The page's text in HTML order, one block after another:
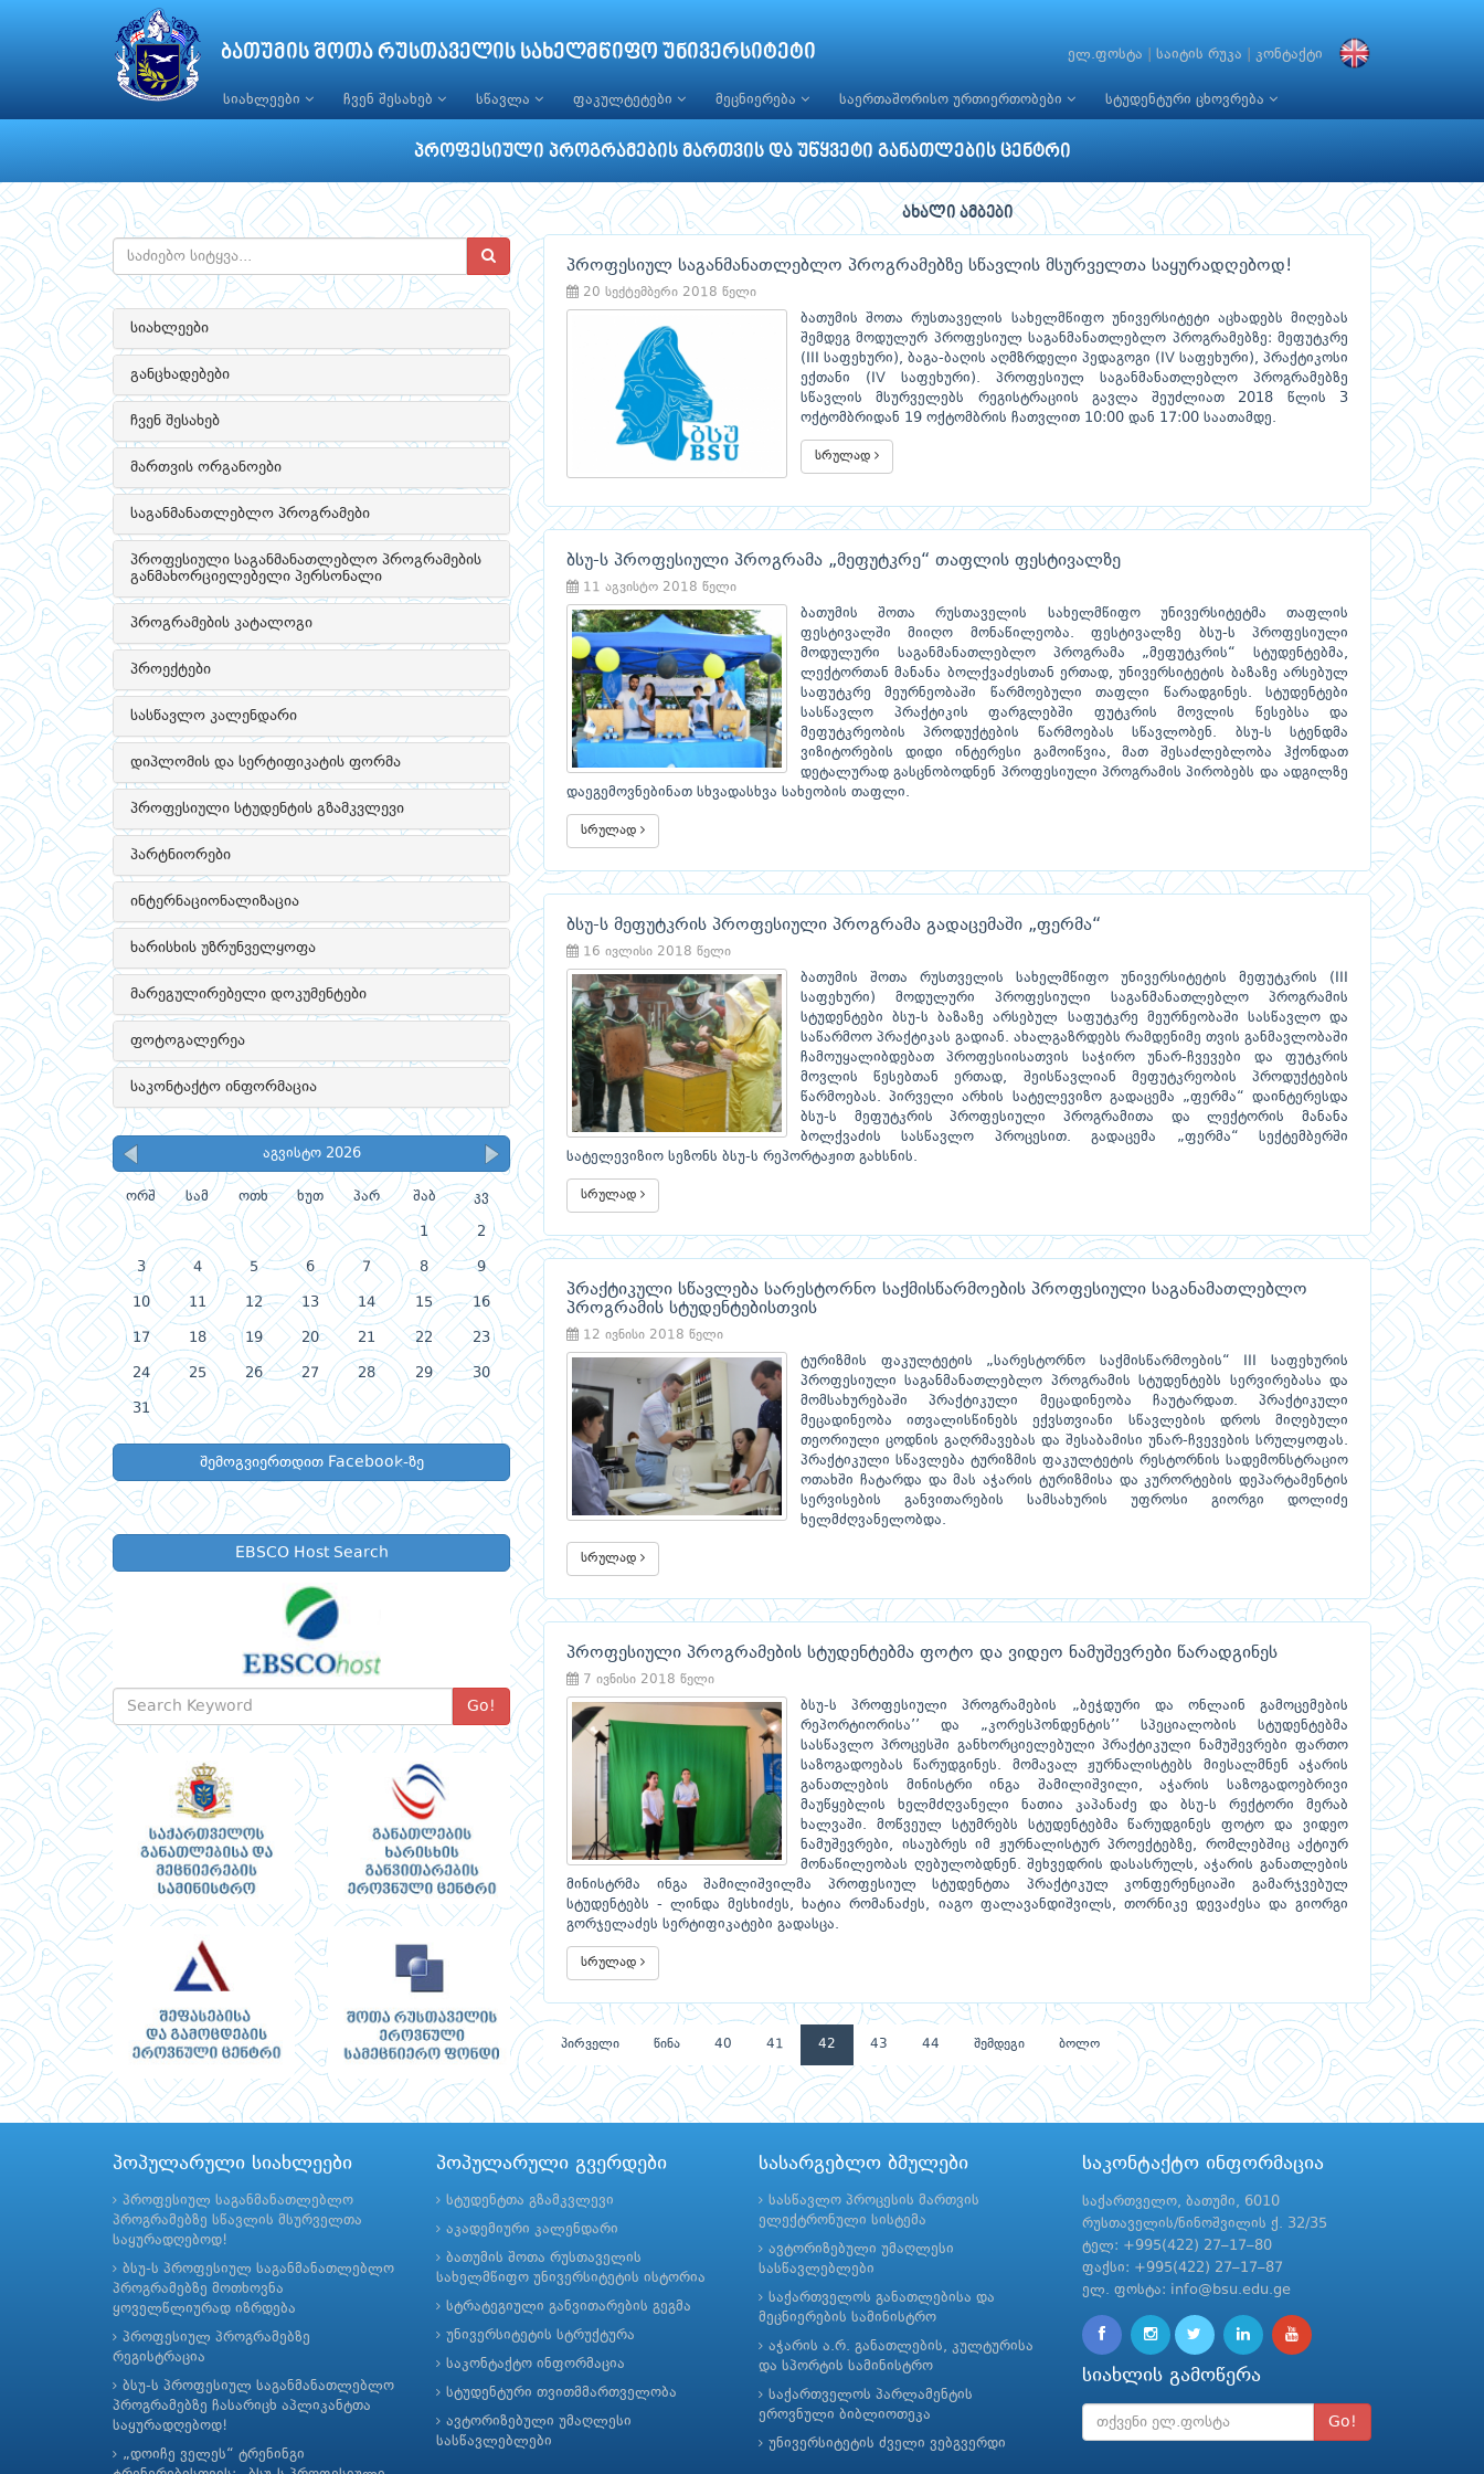
ბათუმის შოთა რუსთაველის სახელმწიფო უნივერსიტეტი ელ.ფოსტა საიტის რუკა კონტაქტი
სიახლეები ჩვენ შესახებ სწავლა ფაკულტეტები მეცნიერება საერთაშორისო ურთიერთობები სტუდენტური ცხოვრება
პროფესიული პროგრამების მართვის და უწყვეტი განათლების ცენტრი
სიახლეები
განცხადებები
ჩვენ შესახებ
მართვის ორგანოები
საგანმანათლებლო პროგრამები
პროფესიული საგანმანათლებლო პროგრამების
განმახორციელებელი პერსონალი
პროგრამების კატალოგი
პროექტები
სასწავლო კალენდარი
დიპლომის და სერტიფიკატის ფორმა
პროფესიული სტუდენტის გზამკვლევი
პარტნიორები
ინტერნაციონალიზაცია
ხარისხის უზრუნველყოფა
მარეგულირებელი დოკუმენტები
ფოტოგალერეა
საკონტაქტო ინფორმაცია
აგვისტო 2026
ორშ სამ ოთხ ხუთ პარ შაბ კვ
1 2
3 4 5 6 7 8 9
10 11 12 13 14 15 16
17 18 19 20 21 22 23
24 25 26 27 28 29 30
31
შემოგვიერთდით Facebook-ზე
EBSCO Host Search
Go!
ახალი ამბები
პროფესიულ საგანმანათლებლო პროგრამებზე სწავლის მსურველთა საყურადღებოდ!
20 სექტემბერი 2018 წელი
ბათუმის შოთა რუსთაველის სახელმწიფო უნივერსიტეტი აცხადებს მიღებას
შემდეგ მოდულურ პროფესიულ საგანმანათლებლო პროგრამებზე: მეფუტკრე
(III საფეხური), ბაგა-ბაღის აღმზრდელი პედაგოგი (IV საფეხური), პრაქტიკოსი
ექთანი (IV საფეხური). პროფესიულ საგანმანათლებლო პროგრამებზე
სწავლის მსურველებს რეგისტრაციის გავლა შეუძლიათ 2018 წლის 3
ოქტომბრიდან 19 ოქტომბრის ჩათვლით 10:00 დან 17:00 საათამდე.
სრულად
ბსუ-ს პროფესიული პროგრამა „მეფუტკრე“ თაფლის ფესტივალზე
11 აგვისტო 2018 წელი
ბათუმის შოთა რუსთაველის სახელმწიფო უნივერსიტეტმა თაფლის
ფესტივალში მიიღო მონაწილეობა. ფესტივალზე ბსუ-ს პროფესიული
მოდულური საგანმანათლებლო პროგრამა „მეფუტკრის“ სტუდენტებმა,
ლექტორთან მანანა ბოლქვაძესთან ერთად, უნივერსიტეტის ბაზაზე არსებულ
საფუტკრე მეურნეობაში წარმოებული თაფლი წარადგინეს. სტუდენტები
სასწავლო პრაქტიკის ფარგლებში ფუტკრის მოვლის წესებსა და
მეფუტკრეობის პროდუქტების წარმოებას სწავლობენ. ბსუ-ს სტენდმა
ვიზიტორების დიდი ინტერესი გამოიწვია, მათ შესაძლებლობა ჰქონდათ
დეტალურად გასცნობოდნენ პროფესიული პროგრამის პირობებს და ადგილზე
დაეგემოვნებინათ სხვადასხვა სახეობის თაფლი.
სრულად
ბსუ-ს მეფუტკრის პროფესიული პროგრამა გადაცემაში „ფერმა“
16 ივლისი 2018 წელი
ბათუმის შოთა რუსთველის სახელმწიფო უნივერსიტეტის მეფუტკრის (III
საფეხური) მოდულური პროფესიული საგანმანათლებლო პროგრამის
სტუდენტები ბსუ-ს ბაზაზე არსებულ საფუტკრე მეურნეობაში სასწავლო და
საწარმოო პრაქტიკას გადიან. ახალგაზრდებს რამდენიმე თვის განმავლობაში
ჩამოუყალიბდებათ პროფესიისათვის საჭირო უნარ-ჩვევები და ფუტკრის
მოვლის წესებთან ერთად, შეისწავლიან მეფუტკრეობის პროდუქტების
წარმოებას. პირველი არხის სატელევიზო გადაცემა „ფერმა“ დაინტერესდა
ბსუ-ს მეფუტკრის პროფესიული პროგრამითა და ლექტორის მანანა
ბოლქვაძის სასწავლო პროცესით. გადაცემა „ფერმა“ სექტემბერში
სატელევიზიო სეზონს ბსუ-ს რეპორტაჟით გახსნის.
სრულად
პრაქტიკული სწავლება სარესტორნო საქმისწარმოების პროფესიული საგანამათლებლო
პროგრამის სტუდენტებისთვის
12 ივნისი 2018 წელი
ტურიზმის ფაკულტეტის „სარესტორნო საქმისწარმოების“ III საფეხურის
პროფესიული საგანმანათლებლო პროგრამის სტუდენტებს სერვირებასა და
მომსახურებაში პრაქტიკული მეცადინეობა ჩაუტარდათ. პრაქტიკული
მეცადინეობა ითვალისწინებს ექვსთვიანი სწავლების დროს მიღებული
თეორიული ცოდნის გაღრმავებას და შესაბამისი უნარ-ჩვევების სრულყოფას.
პრაქტიკული სწავლება ტურიზმის ფაკულტეტის რესტორნის სადემონსტრაციო
ოთახში ჩატარდა და მას აჭარის ტურიზმისა და კურორტების დეპარტამენტის
სერვისების განვითარების სამსახურის უფროსი გიორგი დოლიძე
ხელმძღვანელობდა.
სრულად
პროფესიული პროგრამების სტუდენტებმა ფოტო და ვიდეო ნამუშევრები წარადგინეს
7 ივნისი 2018 წელი
ბსუ-ს პროფესიული პროგრამების „ბეჭდური და ონლაინ გამოცემების
რეპორტიორისა’’ და „კორესპონდენტის’’ სპეციალობის სტუდენტებმა
სასწავლო პროცესში განხორციელებული პრაქტიკული ნამუშევრები ფართო
საზოგადოებას წარუდგინეს. მომავალ ჟურნალისტებს მიესალმნენ აჭარის
განათლების მინისტრი ინგა შამილიშვილი, აჭარის საზოგადოებრივი
მაუწყებლის ხელმძღვანელი ნათია კაპანაძე და ბსუ-ს რექტორი მერაბ
ხალვაში. მოწვეულ სტუმრებს სტუდენტებმა წარუდგინეს ფოტო და ვიდეო
ნამუშევრები, ისაუბრეს იმ ჟურნალისტურ პროექტებზე, რომლებშიც აქტიურ
მონაწილეობას ღებულობდნენ. შეხვედრის დასასრულს, აჭარის განათლების
მინისტრმა ინგა შამილიშვილმა პროფესიულ სტუდენტთა პრაქტიკულ კონფერენციაში გამარჯვებულ
სტუდენტებს - ლინდა მესხიძეს, ხატია რომანაძეს, იაგო ფალავანდიშვილს, თორნიკე დევაძესა და გიორგი
გორჯელაძეს სერტიფიკატები გადასცა.
სრულად
პირველი წინა 40 41 42 43 44 შემდეგი ბოლო
პოპულარული სიახლეები
პროფესიულ საგანმანათლებლო
პროგრამებზე სწავლის მსურველთა
საყურადღებოდ!
ბსუ-ს პროფესიულ საგანმანათლებლო
პროგრამებზე მოთხოვნა
ყოველწლიურად იზრდება
პროფესიულ პროგრამებზე
რეგისტრაცია
ბსუ-ს პროფესიულ საგანმანათლებლო
პროგრამებზე ჩასარიცხ აპლიკანტთა
საყურადღებოდ!
„დოიჩე ველეს“ ტრენინგი
პოპულარული გვერდები
სტუდენტთა გზამკვლევი
აკადემიური კალენდარი
ბათუმის შოთა რუსთაველის
სახელმწიფო უნივერსიტეტის ისტორია
სტრატეგიული განვითარების გეგმა
უნივერსიტეტის სტრუქტურა
საკონტაქტო ინფორმაცია
სტუდენტური თვითმმართველობა
ავტორიზებული უმაღლესი
სასწავლებლები
სასარგებლო ბმულები
სასწავლო პროცესის მართვის
ელექტრონული სისტემა
ავტორიზებული უმაღლესი
სასწავლებლები
საქართველოს განათლებისა და
მეცნიერების სამინისტრო
აჭარის ა.რ. განათლების, კულტურისა
და სპორტის სამინისტრო
საქართველოს პარლამენტის
ეროვნული ბიბლიოთეკა
უნივერსიტეტის ძველი ვებგვერდი
საკონტაქტო ინფორმაცია
საქართველო, ბათუმი, 6010
რუსთაველის/ნინოშვილის ქ. 32/35
ტელ: +995(422) 27–17–80
ფაქსი: +995(422) 27–17–87
ელ. ფოსტა: info@bsu.edu.ge
სიახლის გამოწერა
Go!